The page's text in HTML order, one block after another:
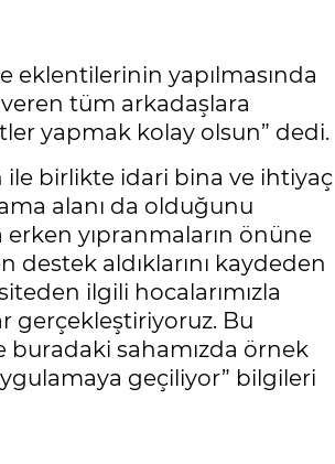
yapılmasında
veren tüm arkadaşlara
yapmak kolay olsun” dedi.
ile birlikte idari bina ve ihtiyaç
alanı da olduğunu
erken yıpranmaların önüne
aldıklarını kaydeden
ilgili hocalarımızla
gerçekleştiriyoruz. Bu
sahamızda örnek
geçiliyor” bilgileri